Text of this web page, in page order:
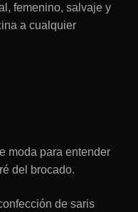
femenino, salvaje y
a cualquier
moda para entender
del brocado.
de saris